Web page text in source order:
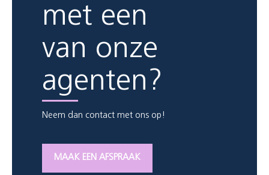
met een
van onze
agenten?
Neem dan contact met ons op!
MAAK EEN AFSPRAAK